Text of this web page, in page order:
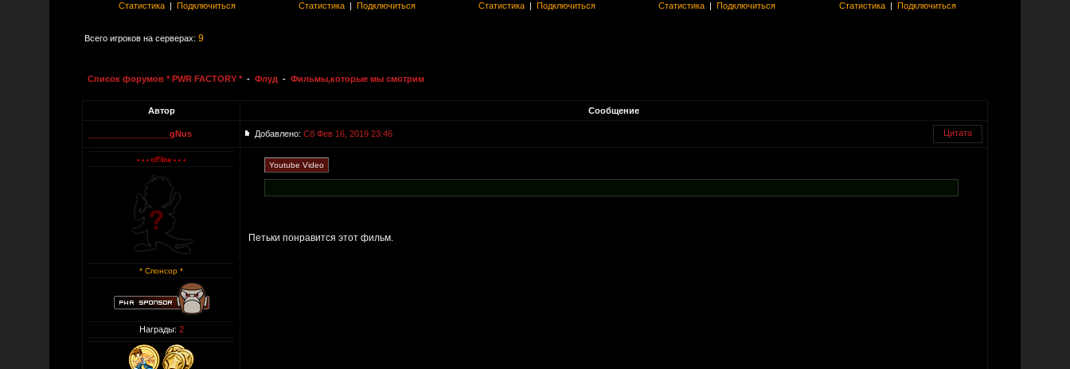
Статистика| Подключиться
Статистика| Подключиться
Статистика| Подключиться
Статистика| Подключиться
Статистика| Подключиться
Всего игроков на серверах: 9
Список форумов * PWR FACTORY * - Флуд - Фильмы,которые мы смотрим
Автор Сообщение
_________________gNus Добавлено: Сб Фев 16, 2019 23:46 Цитата
* Спонсор *
Награды: 2
Петьки понравится этот фильм.